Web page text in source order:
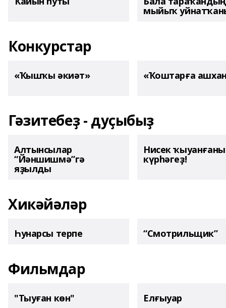
мыйыҡ
Конкурстар
«Ҡышҡы әкиәт» «Ҡоштарға
Гәзитебеҙ - дуҫыбыҙ
Алтынсылар
“Йәншишмә”гә
яҙылды
Нисек
күрһәгеҙ!
Хикәйәләр
Һунарсы терпе “Смотрильщик”
Фильмдар
"Тыуған көн" Елғыуар